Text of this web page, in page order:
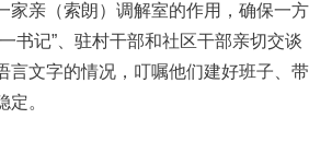
家亲（索朗）调解室的作用，确保一
书记”、驻村干部和社区干部亲切交
言文字的情况，叮嘱他们建好班子、
。